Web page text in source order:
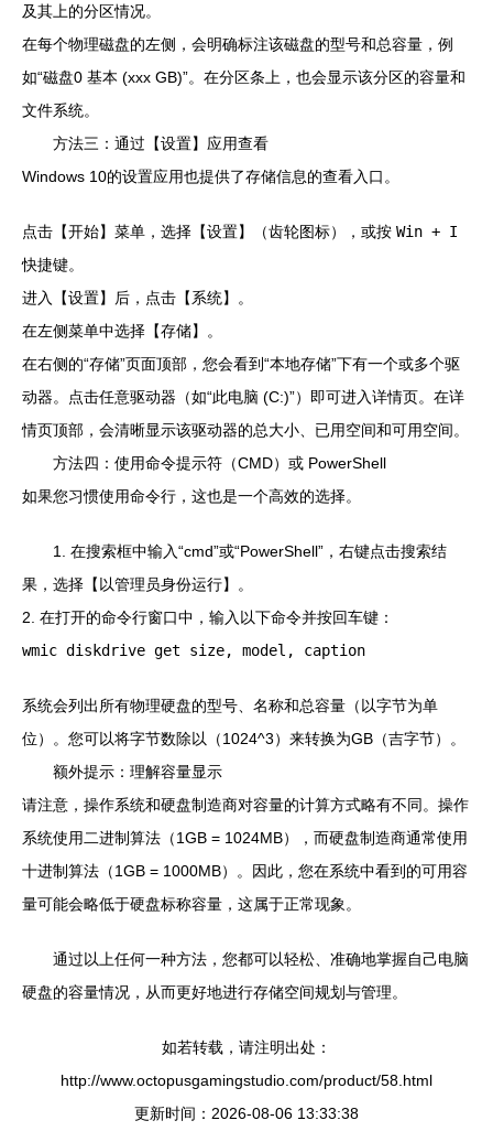
及其上的分区情况。
在每个物理磁盘的左侧，会明确标注该磁盘的型号和总容量，例
如“磁盘0 基本 (xxx GB)”。在分区条上，也会显示该分区的容量和
文件系统。
方法三：通过【设置】应用查看
Windows 10的设置应用也提供了存储信息的查看入口。
点击【开始】菜单，选择【设置】（齿轮图标），或按 Win + I
快捷键。
进入【设置】后，点击【系统】。
在左侧菜单中选择【存储】。
在右侧的“存储”页面顶部，您会看到“本地存储”下有一个或多个驱
动器。点击任意驱动器（如“此电脑 (C:)”）即可进入详情页。在详
情页顶部，会清晰显示该驱动器的总大小、已用空间和可用空间。
方法四：使用命令提示符（CMD）或 PowerShell
如果您习惯使用命令行，这也是一个高效的选择。
1. 在搜索框中输入“cmd”或“PowerShell”，右键点击搜索结
果，选择【以管理员身份运行】。
2. 在打开的命令行窗口中，输入以下命令并按回车键：
wmic diskdrive get size, model, caption
系统会列出所有物理硬盘的型号、名称和总容量（以字节为单
位）。您可以将字节数除以（1024^3）来转换为GB（吉字节）。
额外提示：理解容量显示
请注意，操作系统和硬盘制造商对容量的计算方式略有不同。操作
系统使用二进制算法（1GB = 1024MB），而硬盘制造商通常使用
十进制算法（1GB = 1000MB）。因此，您在系统中看到的可用容
量可能会略低于硬盘标称容量，这属于正常现象。
通过以上任何一种方法，您都可以轻松、准确地掌握自己电脑
硬盘的容量情况，从而更好地进行存储空间规划与管理。
如若转载，请注明出处：
http://www.octopusgamingstudio.com/product/58.html
更新时间：2026-08-06 13:33:38